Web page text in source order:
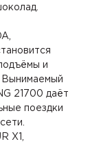
и
Вынимаемый
21700 даёт
поездки
X1,